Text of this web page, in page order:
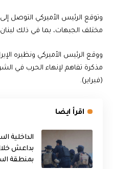
وتوقع الرئيس الأميركي التوصل
مختلف الجبهات، بما في ذلك
ووقع الرئيس الأميركي ونظيره
(فبراير).
اقرأ ايضا
الداخلية
بداعش
بمنطقة